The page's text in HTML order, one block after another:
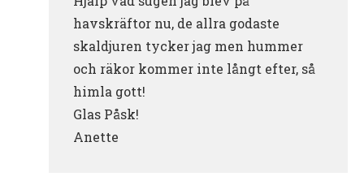
havskräftor nu, de allra godaste
skaldjuren tycker jag men hummer
och räkor kommer inte långt efter, så
himla gott!
Glas Påsk!
Anette